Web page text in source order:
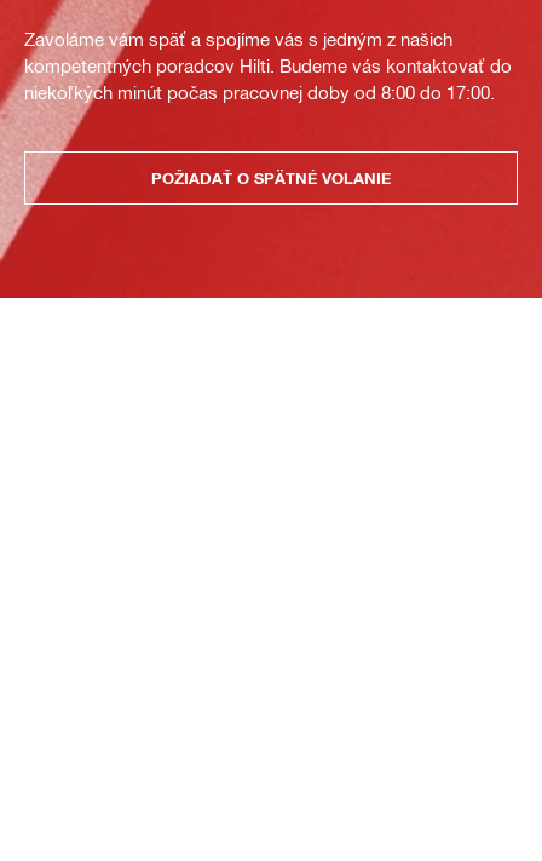
Zavoláme vám späť a spojíme vás s jedným z našich
kompetentných poradcov Hilti. Budeme vás kontaktovať do
niekoľkých minút počas pracovnej doby od 8:00 do 17:00.
POŽIADAŤ O SPÄTNÉ VOLANIE